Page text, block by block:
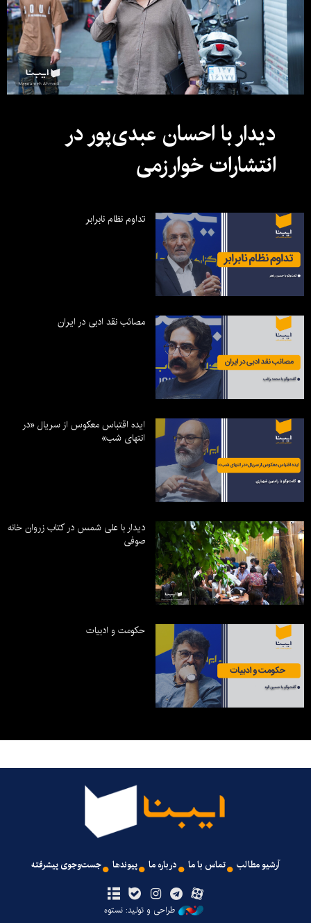
دیدار با احسان عبدی‌پور در
انتشارات خوارزمی
تداوم نظام نابرابر
مصائب نقد ادبی در ایران
ایده اقتباس معکوس از سریال «در
انتهای شب»
دیدار با علی شمس در کتاب زروان خانه
صوفی
حکومت و ادبیات
آرشیو مطالب تماس با ما درباره ما پیوندها جست‌وجوی پیشرفته
طراحی و تولید: نستوه